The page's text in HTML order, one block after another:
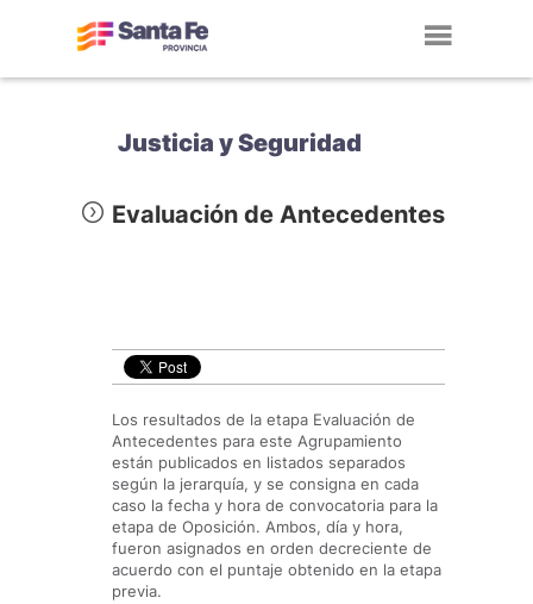
Justicia y Seguridad
Evaluación de Antecedentes
Los resultados de la etapa Evaluación de
Antecedentes para este Agrupamiento
están publicados en listados separados
según la jerarquía, y se consigna en cada
caso la fecha y hora de convocatoria para la
etapa de Oposición. Ambos, día y hora,
fueron asignados en orden decreciente de
acuerdo con el puntaje obtenido en la etapa
previa.